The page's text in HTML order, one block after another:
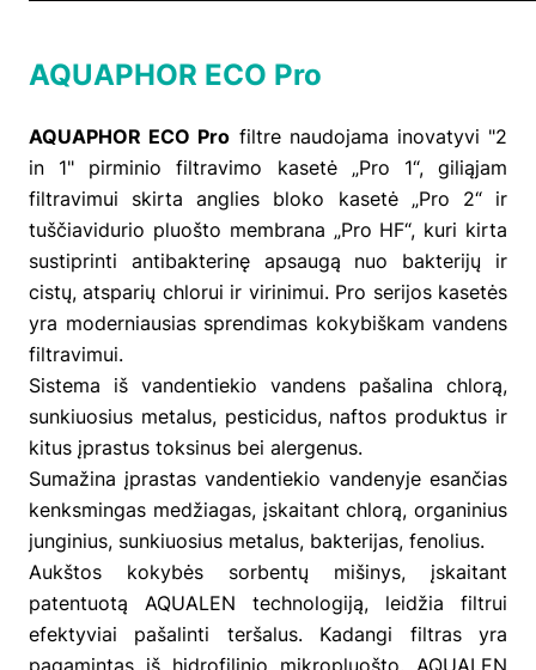
AQUAPHOR ECO Pro
AQUAPHOR ECO Pro filtre naudojama inovatyvi "2
in 1" pirminio filtravimo kasetė „Pro 1“, giliąjam
filtravimui skirta anglies bloko kasetė „Pro 2“ ir
tuščiavidurio pluošto membrana „Pro HF“, kuri kirta
sustiprinti antibakterinę apsaugą nuo bakterijų ir
cistų, atsparių chlorui ir virinimui. Pro serijos kasetės
yra moderniausias sprendimas kokybiškam vandens
filtravimui.
Sistema iš vandentiekio vandens pašalina chlorą,
sunkiuosius metalus, pesticidus, naftos produktus ir
kitus įprastus toksinus bei alergenus.
Sumažina įprastas vandentiekio vandenyje esančias
kenksmingas medžiagas, įskaitant chlorą, organinius
junginius, sunkiuosius metalus, bakterijas, fenolius.
Aukštos kokybės sorbentų mišinys, įskaitant
patentuotą AQUALEN technologiją, leidžia filtrui
efektyviai pašalinti teršalus. Kadangi filtras yra
pagamintas iš hidrofilinio mikropluošto, AQUALEN